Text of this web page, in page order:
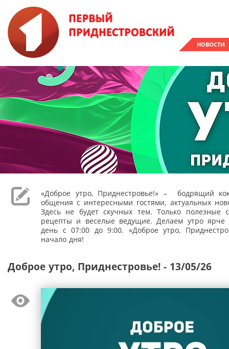
НОВОСТИ
«Доброе утро, Приднестровье!» – бодрящий
общения с интересными гостями, актуальных
Здесь не будет скучных тем. Только полезные
рецепты и веселые ведущие. Делаем утро ярче
день с 07:00 до 9:00. «Доброе утро,
начало дня!
Доброе утро, Приднестровье! - 13/05/26